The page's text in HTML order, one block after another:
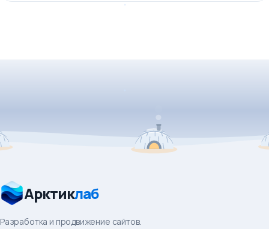
Арктиклаб
Разработка и продвижение сайтов.